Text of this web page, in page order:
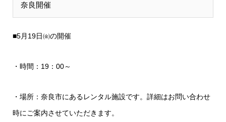
奈良開催
■5月19日㈮の開催
・時間：19：00～
・場所：奈良市にあるレンタル施設です。詳細はお問い合わせ
時にご案内させていただきます。